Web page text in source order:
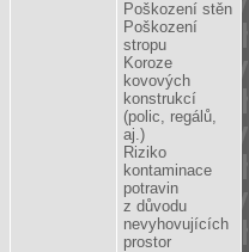
Poškození stěn
Poškození
stropu
Koroze
kovových
konstrukcí
(polic, regálů,
aj.)
Riziko
kontaminace
potravin
z důvodu
nevyhovujících
prostor